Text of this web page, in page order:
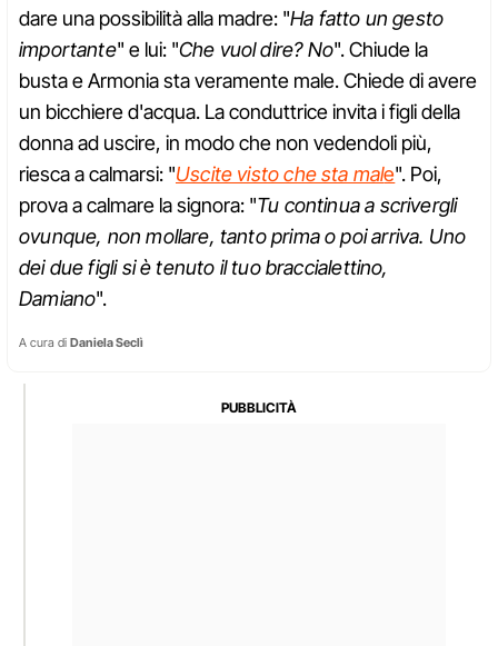
dare una possibilità alla madre: "Ha fatto un gesto
importante" e lui: "Che vuol dire? No". Chiude la
busta e Armonia sta veramente male. Chiede di avere
un bicchiere d'acqua. La conduttrice invita i figli della
donna ad uscire, in modo che non vedendoli più,
riesca a calmarsi: "Uscite visto che sta male". Poi,
prova a calmare la signora: "Tu continua a scrivergli
ovunque, non mollare, tanto prima o poi arriva. Uno
dei due figli si è tenuto il tuo braccialettino,
Damiano".
A cura di Daniela Seclì